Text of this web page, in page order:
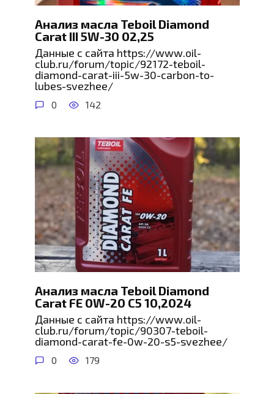
Анализ масла Teboil Diamond
Carat III 5W-30 02,25
Данные с сайта https://www.oil-
club.ru/forum/topic/92172-teboil-
diamond-carat-iii-5w-30-carbon-to-
lubes-svezhee/
0 142
Анализ масла Teboil Diamond
Carat FE 0W-20 С5 10,2024
Данные с сайта https://www.oil-
club.ru/forum/topic/90307-teboil-
diamond-carat-fe-0w-20-s5-svezhee/
0 179